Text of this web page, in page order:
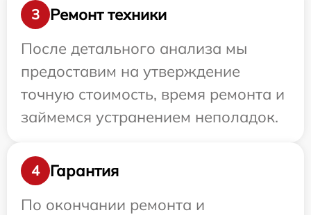
3
Ремонт техники
После детального анализа мы
предоставим на утверждение
точную стоимость, время ремонта и
займемся устранением неполадок.
4
Гарантия
По окончании ремонта и